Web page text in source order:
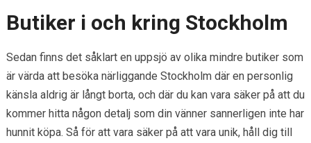
Butiker i och kring Stockholm
Sedan finns det såklart en uppsjö av olika mindre butiker som
är värda att besöka närliggande Stockholm där en personlig
känsla aldrig är långt borta, och där du kan vara säker på att du
kommer hitta någon detalj som din vänner sannerligen inte har
hunnit köpa. Så för att vara säker på att vara unik, håll dig till